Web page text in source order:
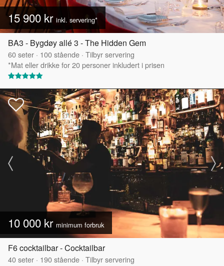
15 900 kr inkl. servering*
BA3 - Bygdøy allé 3 - The Hidden Gem
60seter · 100stående · Tilbyr servering
*Mat eller drikke for 20 personer inkludert i prisen
10 000 kr minimum forbruk
F6 cocktailbar - Cocktailbar
40seter · 190stående · Tilbyr servering